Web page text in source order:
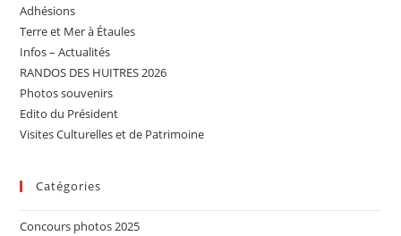
Adhésions
Terre et Mer à Étaules
Infos – Actualités
RANDOS DES HUITRES 2026
Photos souvenirs
Edito du Président
Visites Culturelles et de Patrimoine
Catégories
Concours photos 2025